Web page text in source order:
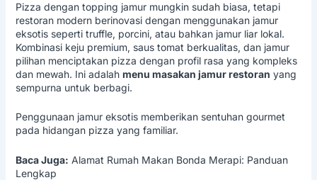
Pizza dengan topping jamur mungkin sudah biasa, tetapi
restoran modern berinovasi dengan menggunakan jamur
eksotis seperti truffle, porcini, atau bahkan jamur liar lokal.
Kombinasi keju premium, saus tomat berkualitas, dan jamur
pilihan menciptakan pizza dengan profil rasa yang kompleks
dan mewah. Ini adalah menu masakan jamur restoran yang
sempurna untuk berbagi.
Penggunaan jamur eksotis memberikan sentuhan gourmet
pada hidangan pizza yang familiar.
Baca Juga: Alamat Rumah Makan Bonda Merapi: Panduan
Lengkap